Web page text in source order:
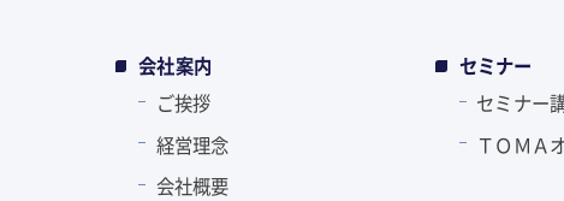
会社案内
ご挨拶
経営理念
会社概要
セミナー
セミナー
ＴＯＭＡ